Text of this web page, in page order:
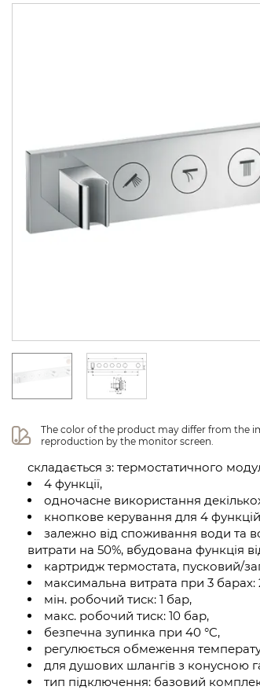
The color of the product may differ from the
reproduction by the monitor screen.
складається з: термостатичного
4 функції,
одночасне використання
кнопкове керування для 4
залежно від споживання води та
витрати на 50%, вбудована функція
картридж термостата, пусковий/
максимальна витрата при 3 барах:
мін. робочий тиск: 1 бар,
макс. робочий тиск: 10 бар,
безпечна зупинка при 40 °C,
регулюється обмеження
для душових шлангів з конусною
тип підключення: базовий